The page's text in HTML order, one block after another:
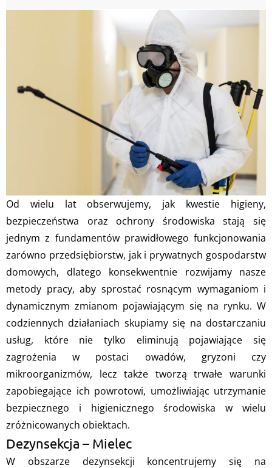
Od wielu lat obserwujemy, jak kwestie higieny,
bezpieczeństwa oraz ochrony środowiska stają się
jednym z fundamentów prawidłowego funkcjonowania
zarówno przedsiębiorstw, jak i prywatnych gospodarstw
domowych, dlatego konsekwentnie rozwijamy nasze
metody pracy, aby sprostać rosnącym wymaganiom i
dynamicznym zmianom pojawiającym się na rynku. W
codziennych działaniach skupiamy się na dostarczaniu
usług, które nie tylko eliminują pojawiające się
zagrożenia w postaci owadów, gryzoni czy
mikroorganizmów, lecz także tworzą trwałe warunki
zapobiegające ich powrotowi, umożliwiając utrzymanie
bezpiecznego i higienicznego środowiska w wielu
zróżnicowanych obiektach.
Dezynsekcja – Mielec
W obszarze dezynsekcji koncentrujemy się na